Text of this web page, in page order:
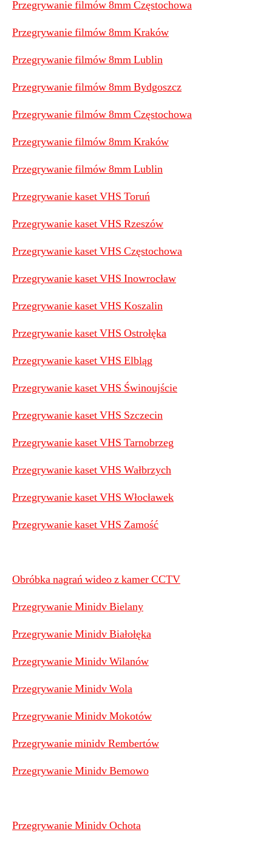
Przegrywanie filmów 8mm Częstochowa
Przegrywanie filmów 8mm Kraków
Przegrywanie filmów 8mm Lublin
Przegrywanie filmów 8mm Bydgoszcz
Przegrywanie filmów 8mm Częstochowa
Przegrywanie filmów 8mm Kraków
Przegrywanie filmów 8mm Lublin
Przegrywanie kaset VHS Toruń
Przegrywanie kaset VHS Rzeszów
Przegrywanie kaset VHS Częstochowa
Przegrywanie kaset VHS Inowrocław
Przegrywanie kaset VHS Koszalin
Przegrywanie kaset VHS Ostrołęka
Przegrywanie kaset VHS Elbląg
Przegrywanie kaset VHS Świnoujście
Przegrywanie kaset VHS Szczecin
Przegrywanie kaset VHS Tarnobrzeg
Przegrywanie kaset VHS Wałbrzych
Przegrywanie kaset VHS Włocławek
Przegrywanie kaset VHS Zamość
Obróbka nagrań wideo z kamer CCTV
Przegrywanie Minidv Bielany
Przegrywanie Minidv Białołęka
Przegrywanie Minidv Wilanów
Przegrywanie Minidv Wola
Przegrywanie Minidv Mokotów
Przegrywanie minidv Rembertów
Przegrywanie Minidv Bemowo
Przegrywanie Minidv Ochota